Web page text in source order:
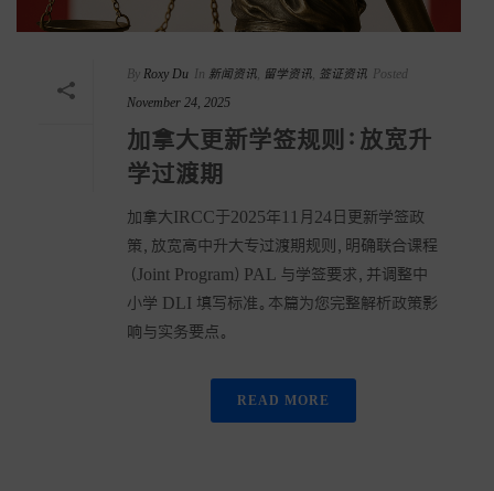
By Roxy Du In 新闻资讯 留学资讯 签证资讯 Posted
November 24, 2025
加拿大更新学签规则：放宽升
学过渡期
加拿大IRCC于2025年11月24日更新学签政
策，放宽高中升大专过渡期规则，明确联合课程
（Joint Program）PAL 与学签要求，并调整中
小学 DLI 填写标准。本篇为您完整解析政策影
响与实务要点。
READ MORE